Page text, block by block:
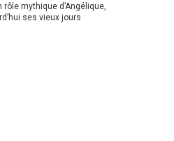
mythique d’Angélique,
ses vieux jours